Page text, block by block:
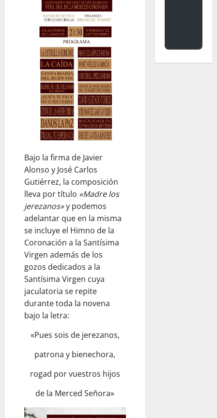
Bajo la firma de Javier
Alonso y José Carlos
Gutiérrez, la composición
lleva por título «Madre los
jerezanos»y podemos
adelantar que en la misma
se incluye el Himno de la
Coronación a la Santísima
Virgen además de los
gozos dedicados a la
Santísima Virgen cuya
jaculatoria se repite
durante toda la novena
bajo la letra:
«Pues sois de jerezanos,
patrona y bienechora,
rogad por vuestros hijos
de la Merced Señora»